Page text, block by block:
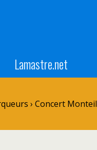
Lamastre.net
› Concert Monteil